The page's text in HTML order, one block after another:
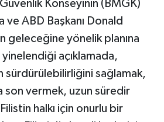
Konseyinin (BMGK)
ve ABD Başkanı Donald
geleceğine yönelik planına
açıklamada,
sürdürülebilirliğini sağlamak,
son vermek, uzun süredir
halkı için onurlu bir